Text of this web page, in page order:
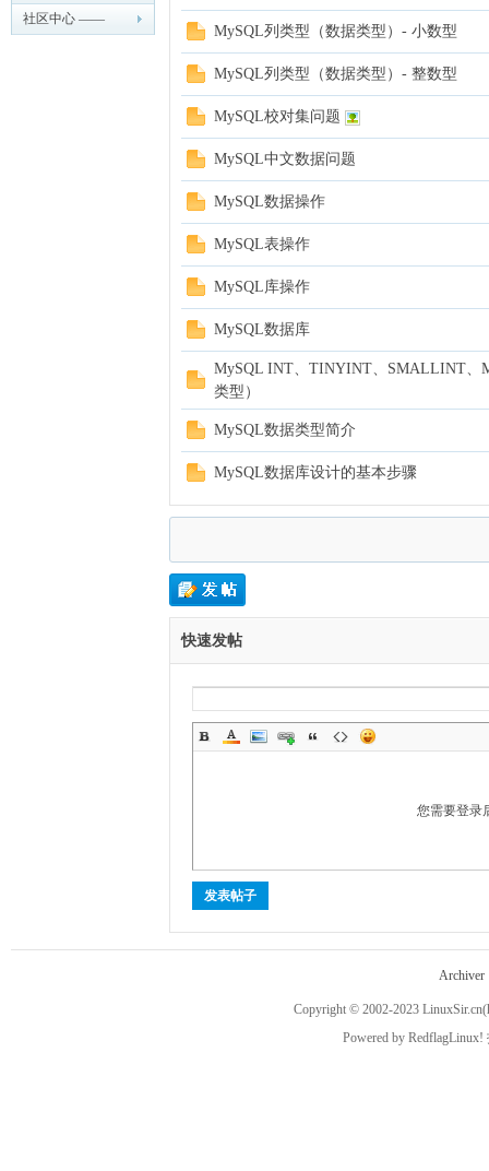
LinuxSir.cn
社区中心 ——
MySQL列类型（数据类型）- 小数型
MySQL列类型（数据类型）- 整数型
MySQL校对集问题
MySQL中文数据问题
MySQL数据操作
MySQL表操作
MySQL库操作
MySQL数据库
MySQL INT、TINYINT、SMALLINT、
类型）
MySQL数据类型简介
MySQL数据库设计的基本步骤
快速发帖
您需要登录
发表帖子
Archiver
Copyright © 2002-2023 LinuxSir.cn
Powered by RedflagLinux!